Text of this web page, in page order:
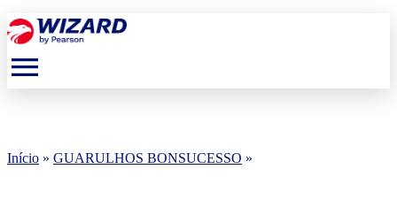
menu
Início » GUARULHOS BONSUCESSO »